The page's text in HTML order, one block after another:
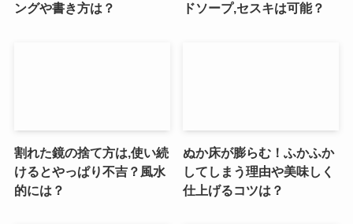
ングや書き方は？
ドソープ,セスキは可能？
割れた鏡の捨て方は,使い続
けるとやっぱり不吉？風水
的には？
ぬか床が膨らむ！ふかふか
してしまう理由や美味しく
仕上げるコツは？